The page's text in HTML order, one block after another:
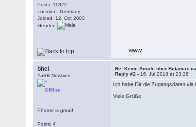
Posts: 11822
Location: Germany
Joined: 12. Oct 2003
Gender:
WWW
bhei
YaBB Newbies
Offline
Phoner is great!
Posts: 4
Re: Keine Anrufe über Betamax
Reply #2 - 16. Jul 2018 at 23:26
Ich habe Dir die Zugangsdaten via
Viele Grüße